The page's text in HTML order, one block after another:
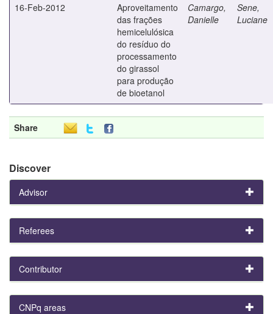
16-Feb-2012
Aproveitamento
das frações
hemicelulósica
do resíduo do
processamento
do girassol
para produção
de bioetanol
Camargo,
Danielle
Sene,
Luciane
Share
Discover
Advisor
Referees
Contributor
CNPq areas